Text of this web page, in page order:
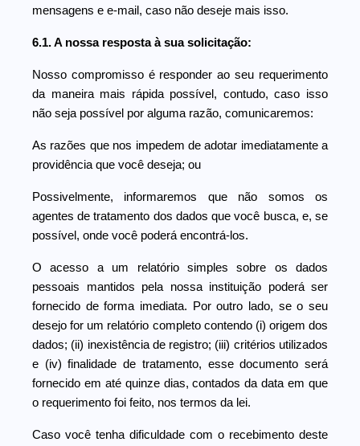
mensagens e e-mail, caso não deseje mais isso.
6.1. A nossa resposta à sua solicitação:
Nosso compromisso é responder ao seu requerimento
da maneira mais rápida possível, contudo, caso isso
não seja possível por alguma razão, comunicaremos:
As razões que nos impedem de adotar imediatamente a
providência que você deseja; ou
Possivelmente, informaremos que não somos os
agentes de tratamento dos dados que você busca, e, se
possível, onde você poderá encontrá-los.
O acesso a um relatório simples sobre os dados
pessoais mantidos pela nossa instituição poderá ser
fornecido de forma imediata. Por outro lado, se o seu
desejo for um relatório completo contendo (i) origem dos
dados; (ii) inexistência de registro; (iii) critérios utilizados
e (iv) finalidade de tratamento, esse documento será
fornecido em até quinze dias, contados da data em que
o requerimento foi feito, nos termos da lei.
Caso você tenha dificuldade com o recebimento deste